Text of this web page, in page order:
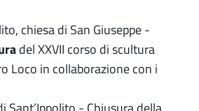
chiesa di San Giuseppe -
del XXVII corso di scultura
Loco in collaborazione con i